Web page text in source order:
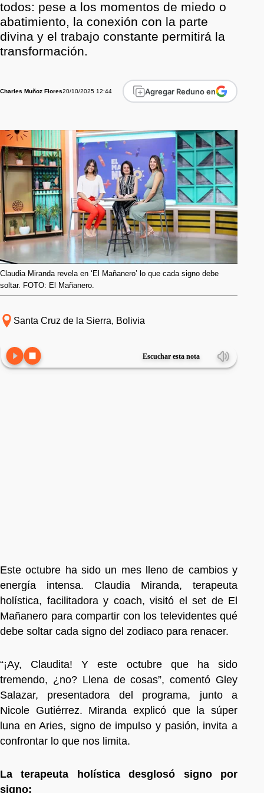
todos: pese a los momentos de miedo o
abatimiento, la conexión con la parte
divina y el trabajo constante permitirá la
transformación.
Charles Muñoz Flores20/10/2025 12:44 Agregar Reduno en
Claudia Miranda revela en ‘El Mañanero’ lo que cada signo debe
soltar. FOTO: El Mañanero.
Santa Cruz de la Sierra, Bolivia
Escuchar esta nota
Este octubre ha sido un mes lleno de cambios y
energía intensa. Claudia Miranda, terapeuta
holística, facilitadora y coach, visitó el set de El
Mañanero para compartir con los televidentes qué
debe soltar cada signo del zodiaco para renacer.
“¡Ay, Claudita! Y este octubre que ha sido
tremendo, ¿no? Llena de cosas”, comentó Gley
Salazar, presentadora del programa, junto a
Nicole Gutiérrez. Miranda explicó que la súper
luna en Aries, signo de impulso y pasión, invita a
confrontar lo que nos limita.
La terapeuta holística desglosó signo por
signo: